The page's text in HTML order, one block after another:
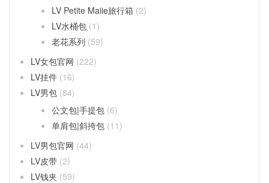
LV Petite Maiie旅行箱 (2)
LV水桶包 (1)
老花系列 (59)
LV女包官网 (222)
LV挂件 (16)
LV男包 (84)
公文包|手提包 (6)
单肩包|斜挎包 (11)
LV男包官网 (44)
LV皮带 (2)
LV钱夹 (59)